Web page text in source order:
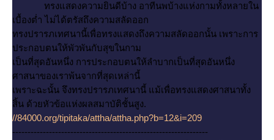
ทรงแสดงความยินดีบ้าง อาทีนพบ้างแห่งกามทั้งหลายใน
เบื้องต่ำ ไม่ได้ตรัสถึงความสลัดออก
ทรงปรารภเทศนานี้เพื่อทรงแสดงถึงความสลัดออกนั้น เพราะการ
ประกอบตนให้พัวพันกับสุขในกาม
เป็นที่สุดอันหนึ่ง การประกอบตนให้ลำบากเป็นที่สุดอันหนึ่ง
ศาสนาของเราพ้นจากที่สุดเหล่านี้
เพราะฉะนั้น จึงทรงปรารภเทศนานี้ แม้เพื่อทรงแสดงศาสนาทั้ง
สิ้น ด้วยหัวข้อแห่งผลสมาบัติชั้นสูง.
//84000.org/tipitaka/attha/attha.php?b=12&i=209
----------------------------------------------------------------